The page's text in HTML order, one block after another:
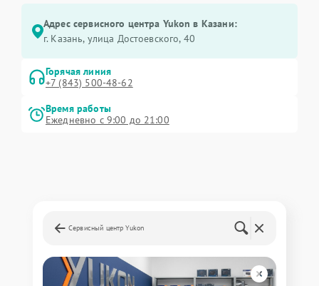
Адрес сервисного центра Yukon в Казани:
г. Казань, улица Достоевского, 40
Горячая линия
+7 (843) 500-48-62
Время работы
Ежедневно с 9:00 до 21:00
Сервисный центр Yukon